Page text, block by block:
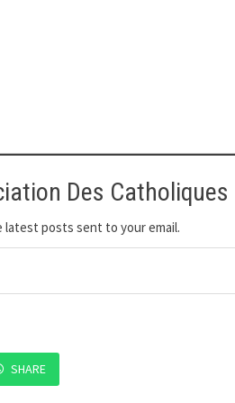
Des Catholiques
posts sent to your email.
SHARE